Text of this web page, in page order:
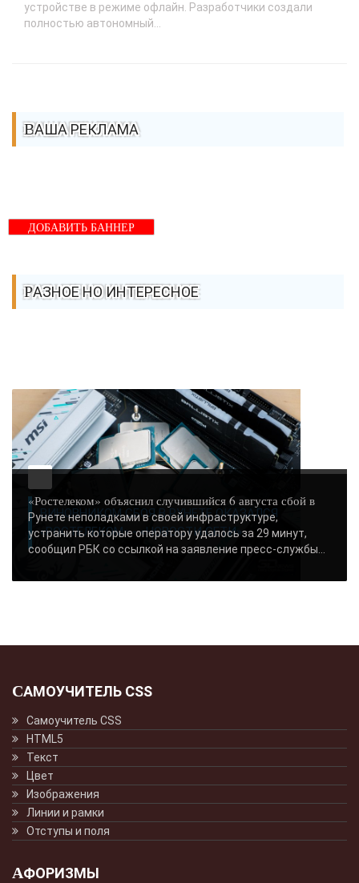
устройстве в режиме офлайн. Разработчики создали
полностью автономный...
ВАША РЕКЛАМА
ДОБАВИТЬ БАННЕР
РАЗНОЕ НО ИНТЕРЕСНОЕ
ВИНОВНИКОМ СБОЯ В РУНЕТЕ ОКАЗАЛСЯ
«РОСТЕЛЕКОМ» - «НОВОСТИ СЕТИ»..
«Ростелеком» объяснил случившийся 6 августа сбой в
Рунете неполадками в своей инфраструктуре,
устранить которые оператору удалось за 29 минут,
сообщил РБК со ссылкой на заявление пресс-службы...
САМОУЧИТЕЛЬ CSS
Самоучитель CSS
HTML5
Текст
Цвет
Изображения
Линии и рамки
Отступы и поля
АФОРИЗМЫ